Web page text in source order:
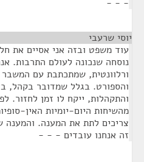
- - -
יוסי שרעבי
עוד משפט ובזה אני אסיים את
נוסחה שנכונה לעולם התרבות.
ורלוונטית, שמתכתבת עם המשבר
והספורט. בגלל שמדובר בקהל,
והתקהלות, ייקח לו זמן לחזור.
מהשיחות היום-יומיות האין-
צריכים לתת את המענה. והמענה
זה אנחנו עובדים - - -